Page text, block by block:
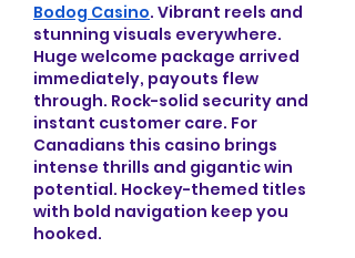
Bodog Casino. Vibrant reels and
stunning visuals everywhere.
Huge welcome package arrived
immediately, payouts flew
through. Rock-solid security and
instant customer care. For
Canadians this casino brings
intense thrills and gigantic win
potential. Hockey-themed titles
with bold navigation keep you
hooked.